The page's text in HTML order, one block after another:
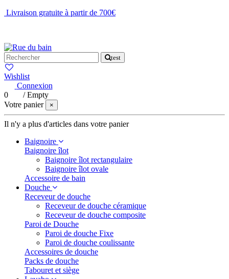
Livraison gratuite à partir de 700€
test
Wishlist
Connexion
0
/Empty
Votre panier
×
Il n'y a plus d'articles dans votre panier
Baignoire
Baignoire îlot
Baignoire îlot rectangulaire
Baignoire îlot ovale
Accessoire de bain
Douche
Receveur de douche
Receveur de douche céramique
Receveur de douche composite
Paroi de Douche
Paroi de douche Fixe
Paroi de douche coulissante
Accessoires de douche
Packs de douche
Tabouret et siège